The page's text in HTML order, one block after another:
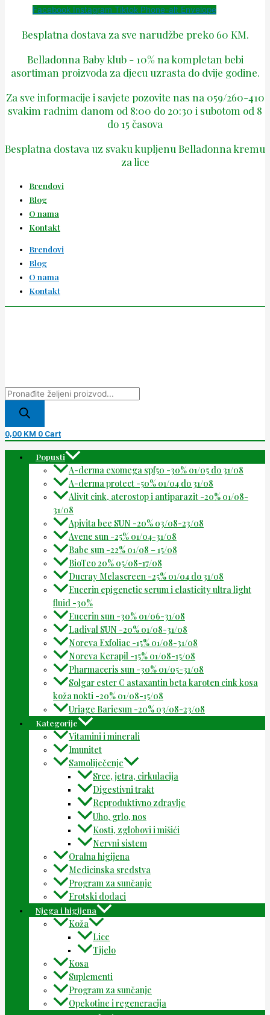
Facebook Instagram Tiktok Phone-alt Envelope
Besplatna dostava za sve narudžbe preko 60 KM.
Belladonna Baby klub - 10% na kompletan bebi
asortiman proizvoda za djecu uzrasta do dvije godine.
Za sve informacije i savjete pozovite nas na 059/260-410
svakim radnim danom od 8:00 do 20:30 i subotom od 8
do 15 časova
Besplatna dostava uz svaku kupljenu Belladonna kremu
za lice
Brendovi
Blog
O nama
Kontakt
Brendovi
Blog
O nama
Kontakt
0,00 KM 0 Cart
Popusti
A-derma exomega spf50 -30% 01/05 do 31/08
A-derma protect -50% 01/04 do 31/08
Alivit cink, aterostop i antiparazit -20% 01/08-
31/08
Apivita bee SUN -20% 03/08-23/08
Avene sun -25% 01/04-31/08
Babe sun -22% 01/08 – 15/08
BioTeo 20% 05/08-17/08
Ducray Melascreen -25% 01/04 do 31/08
Eucerin epigenetic serum i elasticity ultra light
fluid -30%
Eucerin sun -30% 01/06-31/08
Ladival SUN -20% 01/08-31/08
Noreva Exfoliac -15% 01/08-31/08
Noreva Kerapil -15% 01/08-15/08
Pharmaceris sun -30% 01/05-31/08
Solgar ester C astaxantin beta karoten cink kosa
koža nokti -20% 01/08-15/08
Uriage Bariesun -20% 03/08-23/08
Kategorije
Vitamini i minerali
Imunitet
Samoliječenje
Srce, jetra, cirkulacija
Digestivni trakt
Reproduktivno zdravlje
Uho, grlo, nos
Kosti, zglobovi i mišići
Nervni sistem
Oralna higijena
Medicinska sredstva
Program za sunčanje
Erotski dodaci
Njega i higijena
Koža
Lice
Tijelo
Kosa
Suplementi
Program za sunčanje
Opekotine i regeneracija